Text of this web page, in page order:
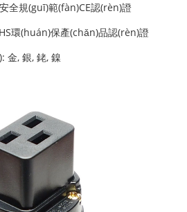
全規(guī)範(fàn)CE認(rèn)證
環(huán)保產(chǎn)品認(rèn)證
金, 銀, 銠, 鎳